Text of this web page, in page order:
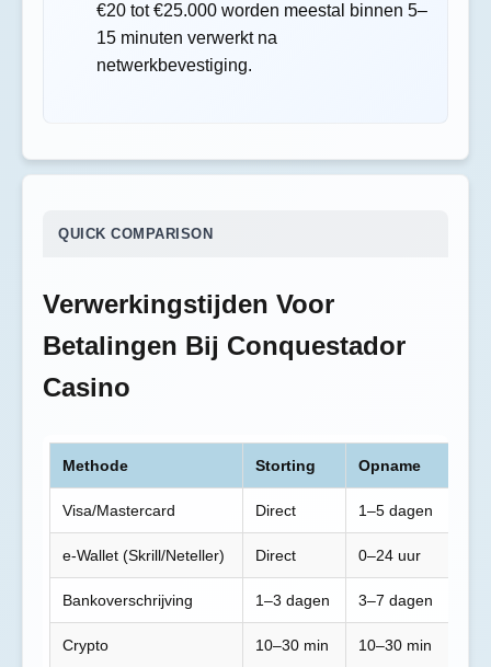
€20 tot €25.000 worden meestal binnen 5–
15 minuten verwerkt na
netwerkbevestiging.
QUICK COMPARISON
Verwerkingstijden Voor
Betalingen Bij Conquestador
Casino
Methode Storting Opname
Visa/Mastercard Direct 1–5 dagen
e-Wallet (Skrill/Neteller) Direct 0–24 uur
Bankoverschrijving 1–3 dagen 3–7 dagen
Crypto 10–30 min 10–30 min